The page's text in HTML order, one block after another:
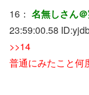
16： 名無しさん
23:59:00.58 ID:
>>14
普通にみたこと何